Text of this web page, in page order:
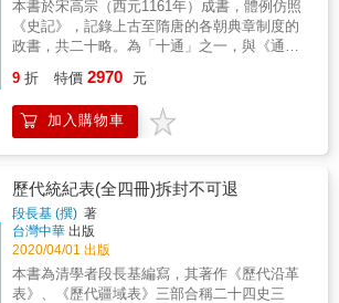
本書於宋高宗（西元1161年）成書，體例仿照
《史記》，記錄上古至隋唐的各朝典章制度的
政書，共二十略。為「十通」之一，與《通
涉及諸多知識領域，把歷代的典章制度、學術
文化加以分類，探索其演變過程，堪稱世界上
最早的一部百科全書。 本書特色 1.本書記錄上
為「三通」。 2.內容涉及諸多知識領域，堪稱
世界上最早的一部百科全書。
9 折 特價 2970 元
加入購物車
歷代統紀表(全四冊)拆封不可退
段長基 (撰) 著
台灣中華 出版
2020/04/01 出版
本書為清學者段長基編寫，其著作《歷代沿革
表》、《歷代疆域表》三部合稱二十四史三